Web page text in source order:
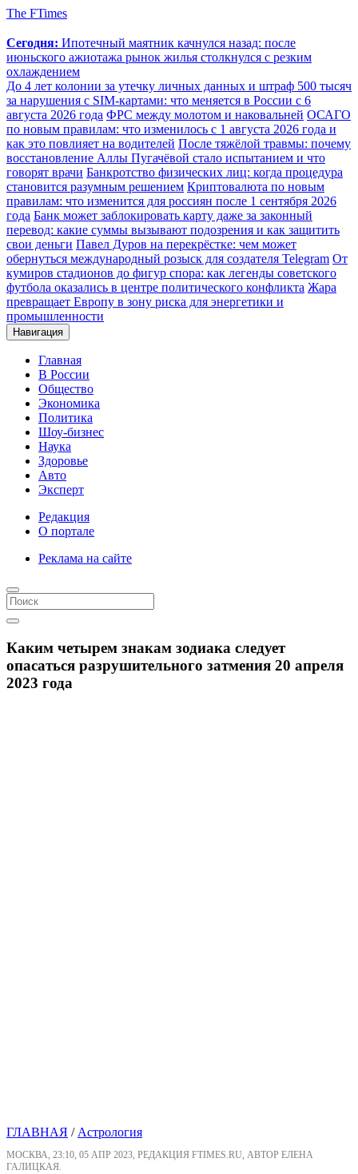
The FTimes
Сегодня: Ипотечный маятник качнулся назад: после
июньского ажиотажа рынок жилья столкнулся с резким
охлаждением
До 4 лет колонии за утечку личных данных и штраф 500 тысяч
за нарушения с SIM-картами: что меняется в России с 6
августа 2026 года ФРС между молотом и наковальней ОСАГО
по новым правилам: что изменилось с 1 августа 2026 года и
как это повлияет на водителей После тяжёлой травмы: почему
восстановление Аллы Пугачёвой стало испытанием и что
говорят врачи Банкротство физических лиц: когда процедура
становится разумным решением Криптовалюта по новым
правилам: что изменится для россиян после 1 сентября 2026
года Банк может заблокировать карту даже за законный
перевод: какие суммы вызывают подозрения и как защитить
свои деньги Павел Дуров на перекрёстке: чем может
обернуться международный розыск для создателя Telegram От
кумиров стадионов до фигур спора: как легенды советского
футбола оказались в центре политического конфликта Жара
превращает Европу в зону риска для энергетики и
промышленности
Навигация
Главная
В России
Общество
Экономика
Политика
Шоу-бизнес
Наука
Здоровье
Авто
Эксперт
Редакция
О портале
Реклама на сайте
Каким четырем знакам зодиака следует
опасаться разрушительного затмения 20 апреля
2023 года
ГЛАВНАЯ /Астрология
МОСКВА, 23:10, 05 АПР 2023, РЕДАКЦИЯ FTIMES.RU, АВТОР ЕЛЕНА
ГАЛИЦКАЯ.